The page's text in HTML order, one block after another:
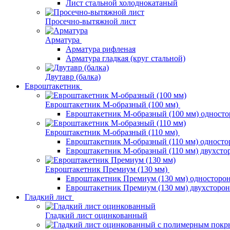
Лист стальной холоднокатаный
Просечно-вытяжной лист
Арматура
Арматура рифленая
Арматура гладкая (круг стальной)
Двутавр (балка)
Евроштакетник
Евроштакетник М-образный (100 мм)
Евроштакетник М-образный (100 мм)
Евроштакетник М-образный (110 мм)
Евроштакетник М-образный (110 мм)
Евроштакетник М-образный (110 мм)
Евроштакетник Премиум (130 мм)
Евроштакетник Премиум (130 мм)
Евроштакетник Премиум (130 мм)
Гладкий лист
Гладкий лист оцинкованный